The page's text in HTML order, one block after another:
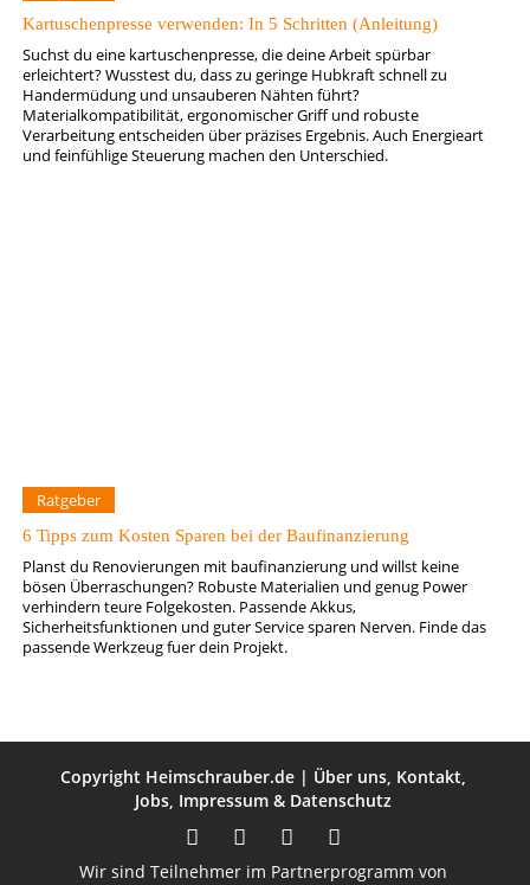
Kartuschenpresse verwenden: In 5 Schritten (Anleitung)
Suchst du eine kartuschenpresse, die deine Arbeit spürbar
erleichtert? Wusstest du, dass zu geringe Hubkraft schnell zu
Handermüdung und unsauberen Nähten führt?
Materialkompatibilität, ergonomischer Griff und robuste
Verarbeitung entscheiden über präzises Ergebnis. Auch Energieart
und feinfühlige Steuerung machen den Unterschied.
Ratgeber
6 Tipps zum Kosten Sparen bei der Baufinanzierung
Planst du Renovierungen mit baufinanzierung und willst keine
bösen Überraschungen? Robuste Materialien und genug Power
verhindern teure Folgekosten. Passende Akkus,
Sicherheitsfunktionen und guter Service sparen Nerven. Finde das
passende Werkzeug fuer dein Projekt.
Copyright Heimschrauber.de | Über uns, Kontakt,
Jobs, Impressum & Datenschutz
Wir sind Teilnehmer im Partnerprogramm von